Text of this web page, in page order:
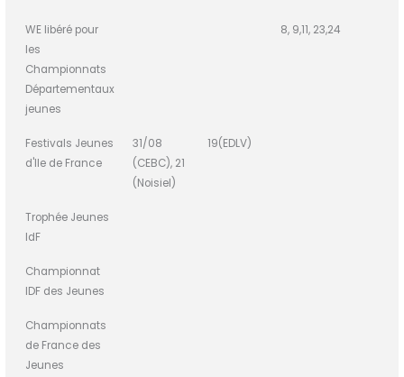
WE libéré pour
les
Championnats
Départementaux
jeunes
8, 9,11, 23,24
Festivals Jeunes
d'Ile de France
31/08
(CEBC), 21
(Noisiel)
19(EDLV)
Trophée Jeunes
IdF
Championnat
IDF des Jeunes
Championnats
de France des
Jeunes